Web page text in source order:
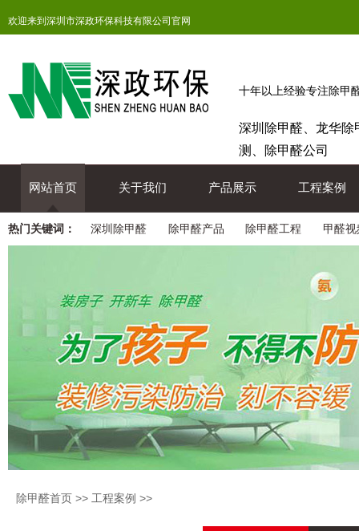
欢迎来到深圳市深政环保科技有限公司官网
十年以上经验专注除甲
深圳除甲醛、龙华除
测、除甲醛公司
网站首页 关于我们 产品展示 工程案例
热门关键词： 深圳除甲醛 除甲醛产品 除甲醛工程 甲醛视
除甲醛首页 >> 工程案例 >>